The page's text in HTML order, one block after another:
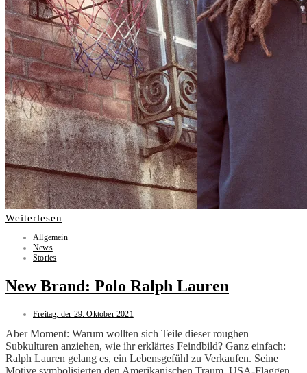
Weiterlesen
Allgemein
News
Stories
New Brand: Polo Ralph Lauren
Freitag, der 29. Oktober 2021
Aber Moment: Warum wollten sich Teile dieser roughen
Subkulturen anziehen, wie ihr erklärtes Feindbild? Ganz einfach:
Ralph Lauren gelang es, ein Lebensgefühl zu Verkaufen. Seine
Motive symbolisierten den Amerikanischen Traum. USA-Flaggen,